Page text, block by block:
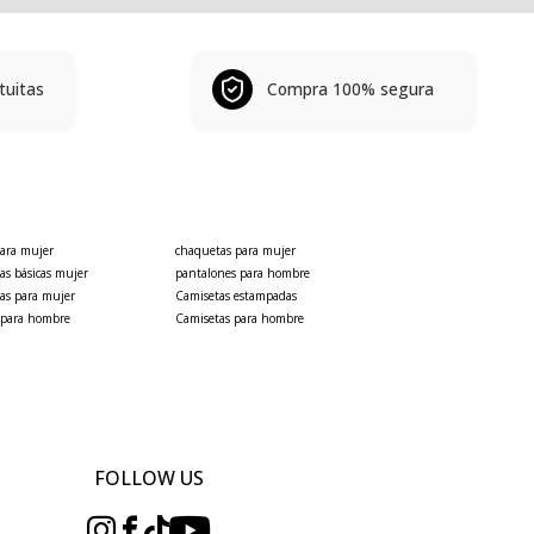
de expresar tu autenticidad.
frescos puedes combinarlas con buzos o chaquetas.
de tarde o noche.
de Seven Seven.
días 7 looks, cada diseño se convierte en una oportunidad
Compra 100% segura
mujer
chaquetas para mujer
básicas mujer
pantalones para hombre
para mujer
Camisetas estampadas
hombre Camisetas para hombre
FOLLOW US